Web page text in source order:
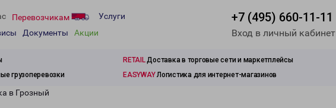
Перевозчикам
Услуги
Документы Акции
+7 (495) 660-11-11
Вход в личный кабинет
RETAILДоставка в торговые сети и маркетплейсы
грузоперевозки EASYWAYЛогистика для интернет-магазинов
в Грозный